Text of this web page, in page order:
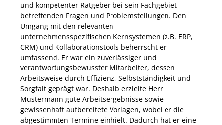
und kompetenter Ratgeber bei sein Fachgebiet
betreffenden Fragen und Problemstellungen. Den
Umgang mit den relevanten
unternehmensspezifischen Kernsystemen (z.B. ERP,
CRM) und Kollaborationstools beherrscht er
umfassend. Er war ein zuverlässiger und
verantwortungsbewusster Mitarbeiter, dessen
Arbeitsweise durch Effizienz, Selbstständigkeit und
Sorgfalt geprägt war. Deshalb erzielte Herr
Mustermann gute Arbeitsergebnisse sowie
gewissenhaft aufbereitete Vorlagen, wobei er die
abgestimmten Termine einhielt. Dadurch hat er eine